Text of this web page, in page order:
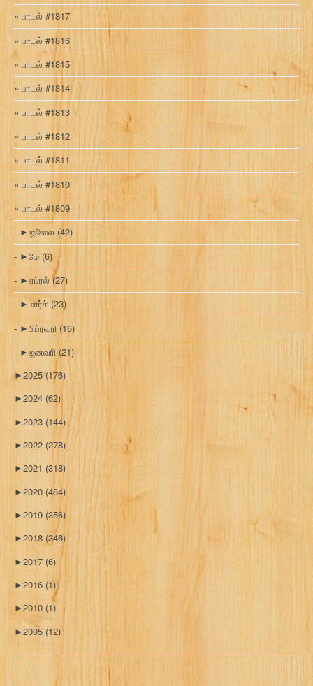
பாடல் #1817
பாடல் #1816
பாடல் #1815
பாடல் #1814
பாடல் #1813
பாடல் #1812
பாடல் #1811
பாடல் #1810
பாடல் #1809
►ஜூலை (42)
►மே (6)
►ஏப்ரல்(27)
►மார்ச் (23)
►பிப்ரவரி (16)
►ஜனவரி (21)
►2025(176)
►2024 (62)
►2023 (144)
►2022 (278)
►2021 (318)
►2020 (484)
►2019 (356)
►2018 (346)
►2017 (6)
►2016 (1)
►2010 (1)
►2005 (12)